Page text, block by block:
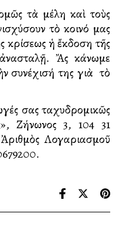
τὰ μέλη καὶ τοὺς
τὸ κοινό μας
κρίσεως ἡ ἔκδοση τῆς
Ἄς κάνωμε
συνέχισή της γιὰ τὸ
σας ταχυδρομικῶς
Ζήνωνος 3, 104 31
Λογαριασμοῦ